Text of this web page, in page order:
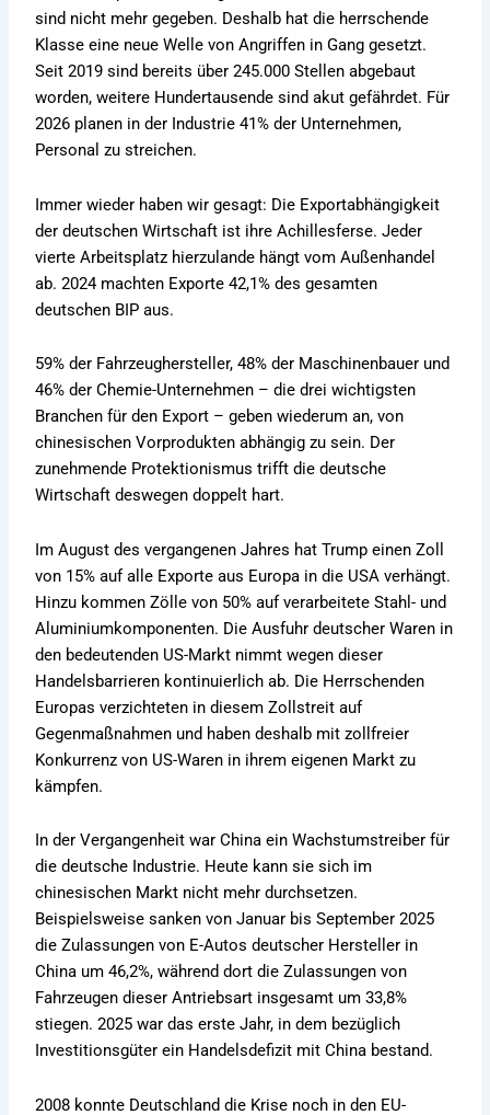
sind nicht mehr gegeben. Deshalb hat die herrschende
Klasse eine neue Welle von Angriffen in Gang gesetzt.
Seit 2019 sind bereits über 245.000 Stellen abgebaut
worden, weitere Hundertausende sind akut gefährdet. Für
2026 planen in der Industrie 41% der Unternehmen,
Personal zu streichen.
Immer wieder haben wir gesagt: Die Exportabhängigkeit
der deutschen Wirtschaft ist ihre Achillesferse. Jeder
vierte Arbeitsplatz hierzulande hängt vom Außenhandel
ab. 2024 machten Exporte 42,1% des gesamten
deutschen BIP aus.
59% der Fahrzeughersteller, 48% der Maschinenbauer und
46% der Chemie-Unternehmen – die drei wichtigsten
Branchen für den Export – geben wiederum an, von
chinesischen Vorprodukten abhängig zu sein. Der
zunehmende Protektionismus trifft die deutsche
Wirtschaft deswegen doppelt hart.
Im August des vergangenen Jahres hat Trump einen Zoll
von 15% auf alle Exporte aus Europa in die USA verhängt.
Hinzu kommen Zölle von 50% auf verarbeitete Stahl- und
Aluminiumkomponenten. Die Ausfuhr deutscher Waren in
den bedeutenden US-Markt nimmt wegen dieser
Handelsbarrieren kontinuierlich ab. Die Herrschenden
Europas verzichteten in diesem Zollstreit auf
Gegenmaßnahmen und haben deshalb mit zollfreier
Konkurrenz von US-Waren in ihrem eigenen Markt zu
kämpfen.
In der Vergangenheit war China ein Wachstumstreiber für
die deutsche Industrie. Heute kann sie sich im
chinesischen Markt nicht mehr durchsetzen.
Beispielsweise sanken von Januar bis September 2025
die Zulassungen von E-Autos deutscher Hersteller in
China um 46,2%, während dort die Zulassungen von
Fahrzeugen dieser Antriebsart insgesamt um 33,8%
stiegen. 2025 war das erste Jahr, in dem bezüglich
Investitionsgüter ein Handelsdefizit mit China bestand.
2008 konnte Deutschland die Krise noch in den EU-